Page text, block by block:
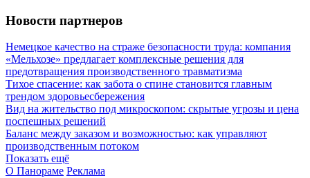
Новости партнеров
Немецкое качество на страже безопасности труда: компания
«Мельхозе» предлагает комплексные решения для
предотвращения производственного травматизма
Тихое спасение: как забота о спине становится главным
трендом здоровьесбережения
Вид на жительство под микроскопом: скрытые угрозы и цена
поспешных решений
Баланс между заказом и возможностью: как управляют
производственным потоком
Показать ещё
О Панораме Реклама